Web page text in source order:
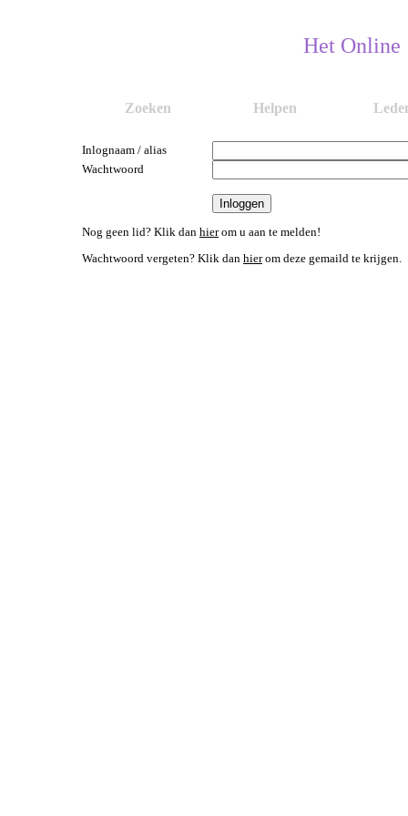
Het Online
Zoeken Helpen
Inlognaam / alias
Wachtwoord
Nog geen lid? Klik dan hierom u aan te melden!
Wachtwoord vergeten? Klik dan hierom deze gemaild te krijgen.